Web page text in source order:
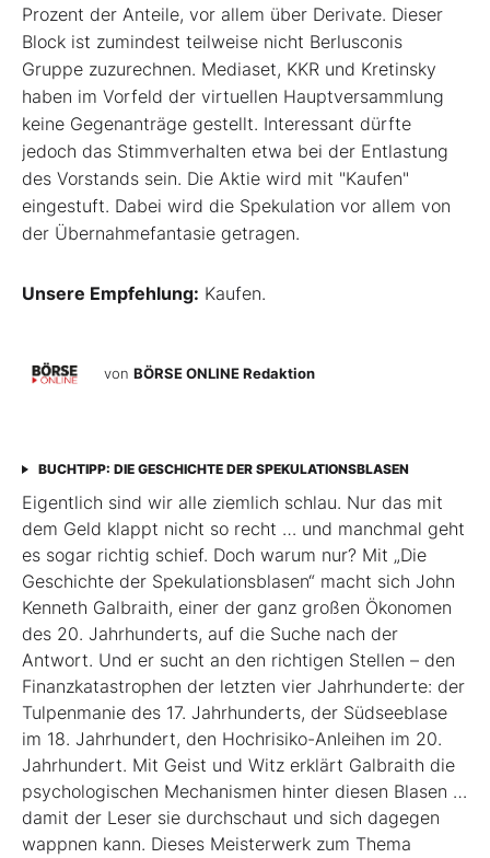
Prozent der Anteile, vor allem über Derivate. Dieser
Block ist zumindest teilweise nicht Berlusconis
Gruppe zuzurechnen. Mediaset, KKR und Kretinsky
haben im Vorfeld der virtuellen Hauptversammlung
keine Gegenanträge gestellt. Interessant dürfte
jedoch das Stimmverhalten etwa bei der Entlastung
des Vorstands sein. Die Aktie wird mit "Kaufen"
eingestuft. Dabei wird die Spekulation vor allem von
der Übernahmefantasie getragen.
Unsere Empfehlung: Kaufen.
von BÖRSE ONLINE Redaktion
BUCHTIPP: DIE GESCHICHTE DER SPEKULATIONSBLASEN
Eigentlich sind wir alle ziemlich schlau. Nur das mit
dem Geld klappt nicht so recht … und manchmal geht
es sogar richtig schief. Doch warum nur? Mit „Die
Geschichte der Spekulationsblasen“ macht sich John
Kenneth Galbraith, einer der ganz großen Ökonomen
des 20. Jahrhunderts, auf die Suche nach der
Antwort. Und er sucht an den richtigen Stellen – den
Finanz­katas­trophen der letzten vier Jahrhunderte: der
Tulpenmanie des 17. Jahrhunderts, der Südseeblase
im 18. Jahrhundert, den Hochrisiko-Anleihen im 20.
Jahrhundert. Mit Geist und Witz erklärt Gal­braith die
psychologischen Mechanismen hinter diesen Blasen …
damit der Leser sie durchschaut und sich dagegen
wappnen kann. Dieses Meisterwerk zum Thema